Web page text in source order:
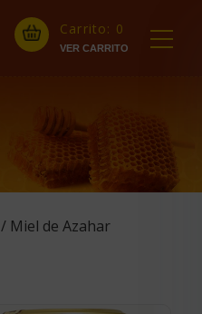
Carrito: 0
/ Miel de Azahar